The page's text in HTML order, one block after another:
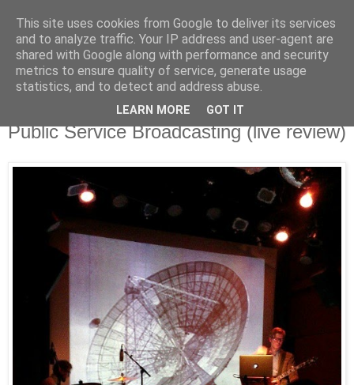
Άκου αυτό ♫
I listen to bands that don't even exist yet.
Public Service Broadcasting (live review)
This site uses cookies from Google to deliver its services
and to analyze traffic. Your IP address and user-agent are
shared with Google along with performance and security
metrics to ensure quality of service, generate usage
statistics, and to detect and address abuse.
LEARN MORE GOT IT